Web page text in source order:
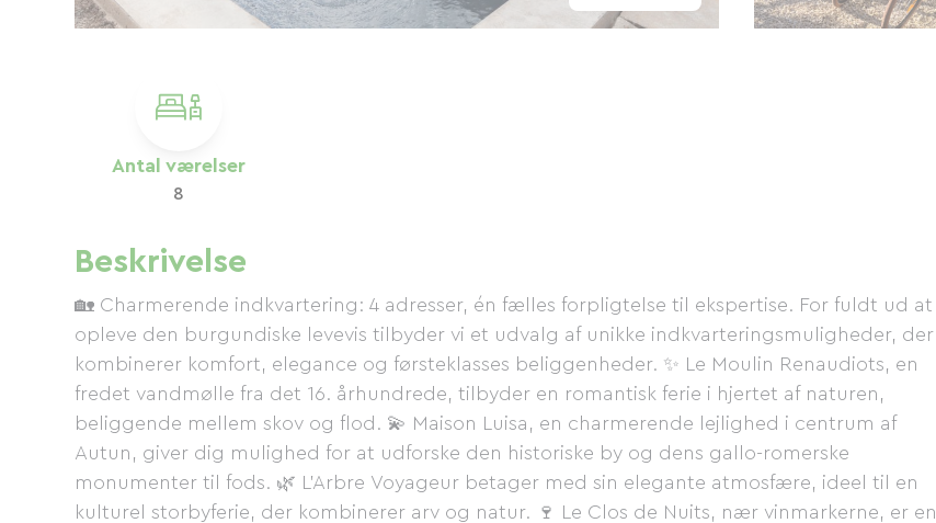
Antal værelser
8
Beskrivelse
🏡 Charmerende indkvartering: 4 adresser, én fælles forpligtelse til ekspertise. For fuldt ud at
opleve den burgundiske levevis tilbyder vi et udvalg af unikke indkvarteringsmuligheder, der
kombinerer komfort, elegance og førsteklasses beliggenheder. ✨ Le Moulin Renaudiots, en
fredet vandmølle fra det 16. århundrede, tilbyder en romantisk ferie i hjertet af naturen,
beliggende mellem skov og flod. 💫 Maison Luisa, en charmerende lejlighed i centrum af
Autun, giver dig mulighed for at udforske den historiske by og dens gallo-romerske
monumenter til fods. 🌿 L'Arbre Voyageur betager med sin elegante atmosfære, ideel til en
kulturel storbyferie, der kombinerer arv og natur. 🍷 Le Clos de Nuits, nær vinmarkerne, er en